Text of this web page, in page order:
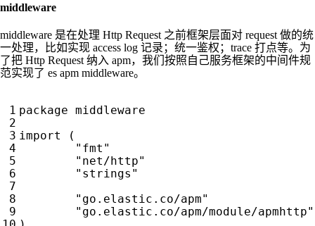
middleware
middleware 是在处理 Http Request 之前框架层面对 request 做的统
一处理，比如实现 access log 记录；统一鉴权；trace 打点等。为
了把 Http Request 纳入 apm，我们按照自己服务框架的中间件规
范实现了 es apm middleware。
package middleware
import
(
"fmt"
"net/http"
"strings"
"go.elastic.co/apm"
"go.elastic.co/apm/module/apmhttp"